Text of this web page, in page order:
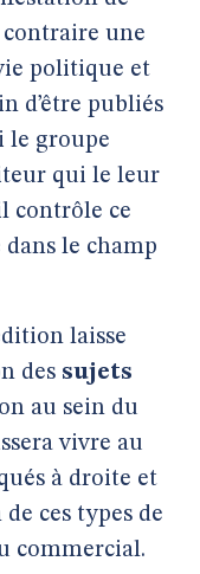
une
politique et
d’être publiés
le groupe
qui le leur
contrôle ce
le champ
laisse
des sujets
au sein du
vivre au
à droite et
ces types de
commercial.